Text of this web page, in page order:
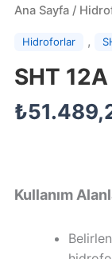
Ana Sayfa /
Hidroforlar ,
SHT
₺
Kullanım